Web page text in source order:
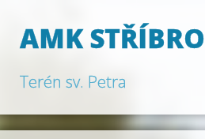
AMK STŘÍBRO
Terén sv. Petra